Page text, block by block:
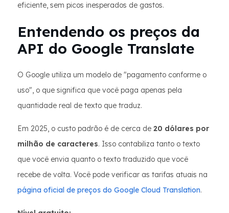
eficiente, sem picos inesperados de gastos.
Entendendo os preços da
API do Google Translate
O Google utiliza um modelo de "pagamento conforme o
uso", o que significa que você paga apenas pela
quantidade real de texto que traduz.
Em 2025, o custo padrão é de cerca de 20 dólares por
milhão de caracteres. Isso contabiliza tanto o texto
que você envia quanto o texto traduzido que você
recebe de volta. Você pode verificar as tarifas atuais na
página oficial de preços do Google Cloud Translation.